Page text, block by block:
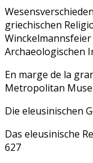
griechischen
Archaeologischen
En marge de la
Metropolitan
Die eleusinischen
Das eleusinische
627